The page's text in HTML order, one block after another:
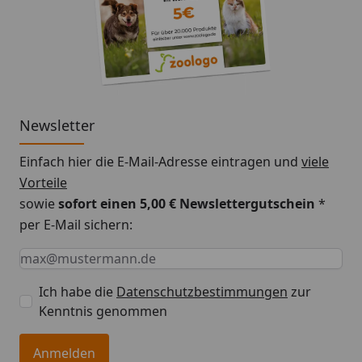
Newsletter
Einfach hier die E-Mail-Adresse eintragen und viele
Vorteile
sowiesofort einen 5,00 € Newslettergutschein *
per E-Mail sichern:
Keine Eingabe erforderlich
Eingabe erforderlich
E-Mail *
Ich habe die Datenschutzbestimmungen zur
Kenntnis genommen
Anmelden